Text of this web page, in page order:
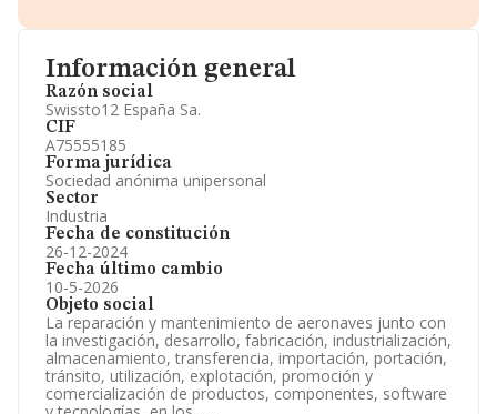
Información general
Razón social
Swissto12 España Sa.
CIF
A75555185
Forma jurídica
Sociedad anónima unipersonal
Sector
Industria
Fecha de constitución
26-12-2024
Fecha último cambio
10-5-2026
Objeto social
La reparación y mantenimiento de aeronaves junto con
la investigación, desarrollo, fabricación, industrialización,
almacenamiento, transferencia, importación, portación,
tránsito, utilización, explotación, promoción y
comercialización de productos, componentes, software
Información oficial y registral complementaria.